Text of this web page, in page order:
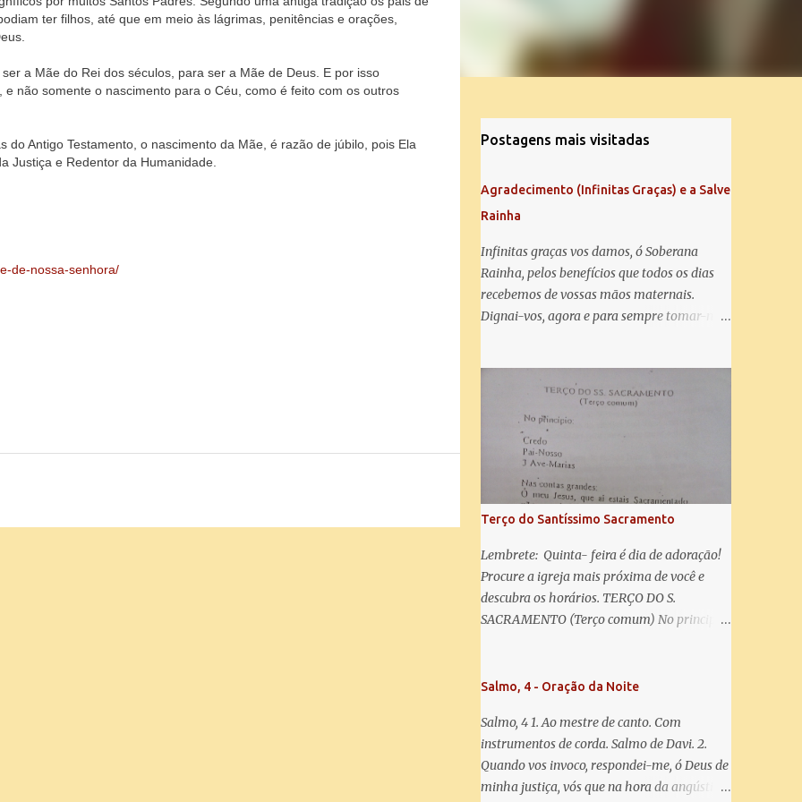
ter filhos, até que em meio às lágrimas, penitências e orações,
a Mãe do Rei dos séculos, para ser a Mãe de Deus. E por isso
não somente o nascimento para o Céu, como é feito com os outros
Antigo Testamento, o nascimento da Mãe, é razão de júbilo, pois Ela
Justiça e Redentor da Humanidade.
de-nossa-senhora/
Postagens mais visitadas
Agradecimento (Infinitas Graças) e a Salve
Rainha
Infinitas graças vos damos, ó Soberana
Rainha, pelos benefícios que todos os dias
recebemos de vossas mãos maternais.
Dignai-vos, agora e para sempre tomar-nos
Salve Rainha: Salve Rainha , Mãe de
misericórdia, vida, doçura, esperança nossa,
salve! A vós bradamos os degredados filhos
de Eva, a vós suspiramos, gemendo e
chorando neste vale de lágrimas. Eia, pois,
Advogada nossa, estes vossos olhos
misericordiosos a nós volvei, e depois deste
desterro, mostrai-nos Jesus. Bendito é o
fruto do vosso ventre, ó clemente, ó piedosa,
ó doce e sempre Virgem Maria. Rogai por
nós Santa Mãe de Deus. Para que sejamos
dignos das promessas de Cristo. Amém.
Terço do Santíssimo Sacramento
Lembrete: Quinta- feira é dia de adoração!
Procure a igreja mais próxima de você e
descubra os horários. TERÇO DO S.
SACRAMENTO (Terço comum) No principio:
Sacramentado, não permitais que eu viva
coração ao Vosso e o Vosso ao meu, e, nem
sem Vós morra eu! Nas contas pequenas:
Sacramento de Amor! Misericórdia Senhor!
Glória ao Pai: Cristo pão da vida e remédio
Salmo, 4 - Oração da Noite
Salmo, 4 1. Ao mestre de canto. Com
instrumentos de corda. Salmo de Davi. 2.
Quando vos invoco, respondei-me, ó Deus de
minha justiça, vós que na hora da angústia